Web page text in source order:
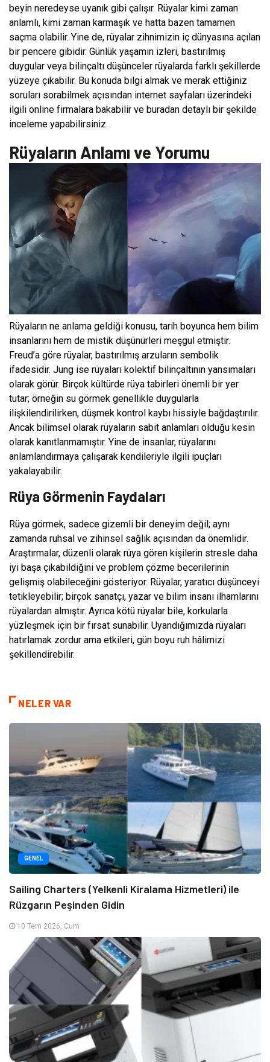
beyin neredeyse uyanık gibi çalışır. Rüyalar kimi zaman
anlamlı, kimi zaman karmaşık ve hatta bazen tamamen
saçma olabilir. Yine de, rüyalar zihnimizin iç dünyasına açılan
bir pencere gibidir. Günlük yaşamın izleri, bastırılmış
duygular veya bilinçaltı düşünceler rüyalarda farklı şekillerde
yüzeye çıkabilir. Bu konuda bilgi almak ve merak ettiğiniz
soruları sorabilmek açısından internet sayfaları üzerindeki
ilgili online firmalara bakabilir ve buradan detaylı bir şekilde
inceleme yapabilirsiniz.
Rüyaların Anlamı ve Yorumu
Rüyaların ne anlama geldiği konusu, tarih boyunca hem bilim
insanlarını hem de mistik düşünürleri meşgul etmiştir.
Freud’a göre rüyalar, bastırılmış arzuların sembolik
ifadesidir. Jung ise rüyaları kolektif bilinçaltının yansımaları
olarak görür. Birçok kültürde rüya tabirleri önemli bir yer
tutar; örneğin su görmek genellikle duygularla
ilişkilendirilirken, düşmek kontrol kaybı hissiyle bağdaştırılır.
Ancak bilimsel olarak rüyaların sabit anlamları olduğu kesin
olarak kanıtlanmamıştır. Yine de insanlar, rüyalarını
anlamlandırmaya çalışarak kendileriyle ilgili ipuçları
yakalayabilir.
Rüya Görmenin Faydaları
Rüya görmek, sadece gizemli bir deneyim değil; aynı
zamanda ruhsal ve zihinsel sağlık açısından da önemlidir.
Araştırmalar, düzenli olarak rüya gören kişilerin stresle daha
iyi başa çıkabildiğini ve problem çözme becerilerinin
gelişmiş olabileceğini gösteriyor. Rüyalar, yaratıcı düşünceyi
tetikleyebilir; birçok sanatçı, yazar ve bilim insanı ilhamlarını
rüyalardan almıştır. Ayrıca kötü rüyalar bile, korkularla
yüzleşmek için bir fırsat sunabilir. Uyandığımızda rüyaları
hatırlamak zordur ama etkileri, gün boyu ruh hâlimizi
şekillendirebilir.
NELER VAR
GENEL
Sailing Charters (Yelkenli Kiralama Hizmetleri) ile
Rüzgarın Peşinden Gidin
10 Tem 2026, Cum